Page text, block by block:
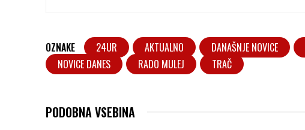
OZNAKE 24UR AKTUALNO DANAŠNJE NOVICE
NOVICE DANES
RADO MULEJ TRAČ
PODOBNA VSEBINA